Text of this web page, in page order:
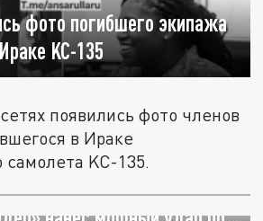
фото погибшего экипажа
KC-135
появились фото членов
в Ираке
самолета KC-135.